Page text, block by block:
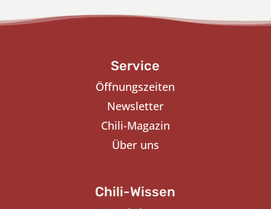
Service
Öffnungszeiten
Newsletter
Chili-Magazin
Über uns
Chili-Wissen